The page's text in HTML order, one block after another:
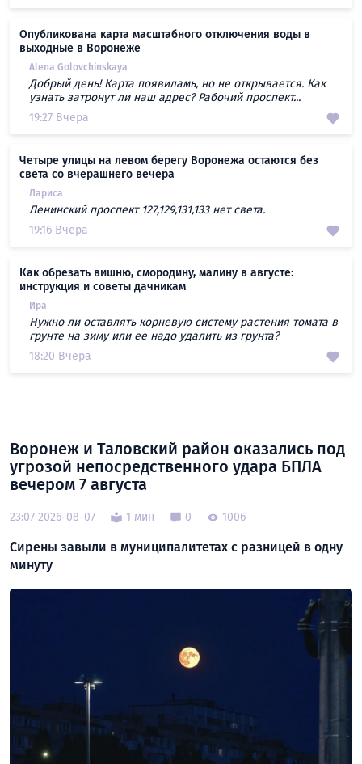
Опубликована карта масштабного отключения воды в
выходные в Воронеже
Alena Golovchinskaya
Добрый день! Карта появиламь, но не открывается. Как
узнать затронут ли наш адрес? Рабочий проспект...
19:27 Вчера
Четыре улицы на левом берегу Воронежа остаются без
света со вчерашнего вечера
Лариса
Ленинский проспект 127,129,131,133 нет света.
19:16 Вчера
Как обрезать вишню, смородину, малину в августе:
инструкция и советы дачникам
Ира
Нужно ли оставлять корневую систему растения томата в
грунте на зиму или ее надо удалить из грунта?
18:20 Вчера
Воронеж и Таловский район оказались под
угрозой непосредственного удара БПЛА
вечером 7 августа
23:07 2026-08-07 1 мин 0 1006
Сирены завыли в муниципалитетах с разницей в одну
минуту